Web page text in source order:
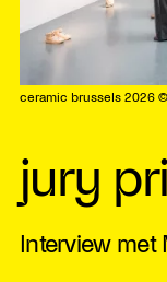
ceramic brussels 2026
jury
Interview met